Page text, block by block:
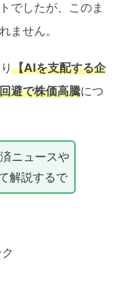
でしたが、このま
ません。
【AIを支配する企
避で株価高騰につ
ニュースや
解説するで